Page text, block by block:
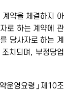
약을 체결하지 아
로 하는 계약에 관
당사자로 하는 계
치되며, 부정당업
영요령」제10조